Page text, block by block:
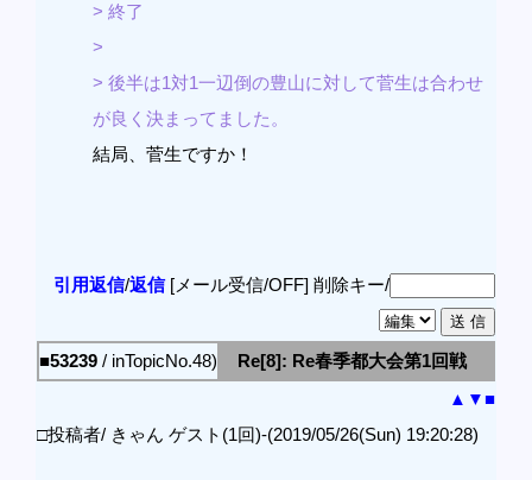
> 終了
>
> 後半は1対1一辺倒の豊山に対して菅生は合わせ
が良く決まってました。
結局、菅生ですか！
引用返信/返信[メール受信/OFF] 削除キー/
■53239 / inTopicNo.48)
Re[8]: Re春季都大会第1回戦
▲ ▼■
□投稿者/ きゃん ゲスト(1回)-(2019/05/26(Sun) 19:20:28)